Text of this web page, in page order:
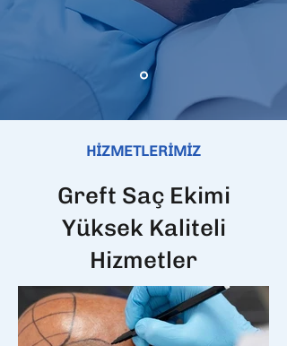
HİZMETLERİMİZ
Greft Saç Ekimi
Yüksek Kaliteli
Hizmetler